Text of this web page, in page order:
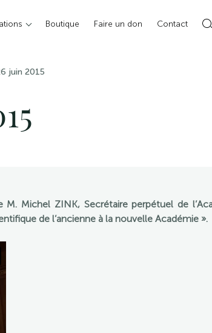
Boutique Faire un don
Contact
juin 2015
Michel ZINK, Secrétaire perpétuel de
de l’ancienne à la nouvelle Académie ».